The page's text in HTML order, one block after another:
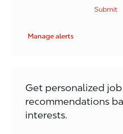
Submit
Manage alerts
Get personalized job
recommendations
interests.